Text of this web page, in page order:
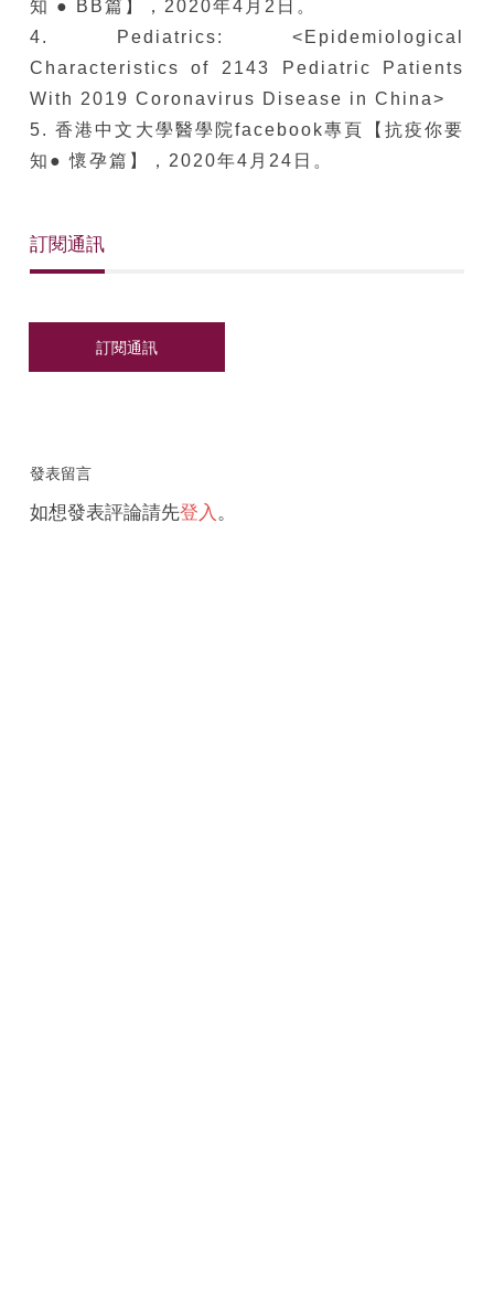
知 ● BB篇】，2020年4月2日。
4. Pediatrics: <Epidemiological
Characteristics of 2143 Pediatric Patients
With 2019 Coronavirus Disease in China>
5. 香港中文大學醫學院facebook專頁【抗疫你要
知● 懷孕篇】，2020年4月24日。
訂閱通訊
發表留言
如想發表評論請先登入 。